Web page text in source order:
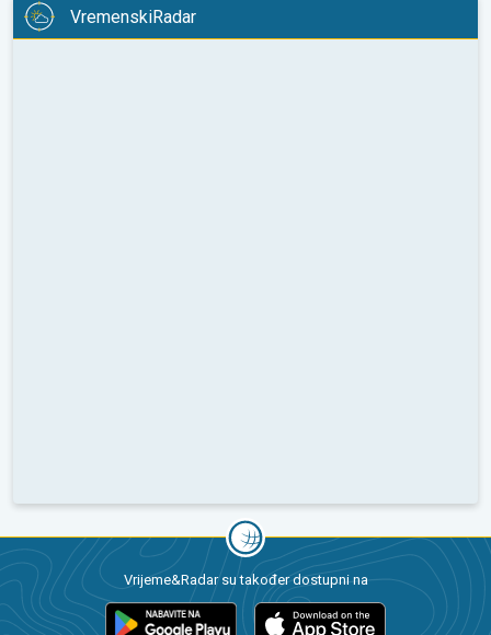
VremenskiRadar
Vrijeme&Radar su također dostupni na